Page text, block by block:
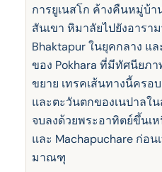
การยูเนสโก ค้างคืนหมู่บ้า
สันเขา หิมาลัยไปยังอารา
Bhaktapur ในยุคกลาง แ
ของ Pokhara ที่มีทัศนียภ
ขยาย เทรคเส้นทางนี้ครอ
และตะวันตกของเนปาลใ
จบลงด้วยพระอาทิตย์ขึ้นเ
และ Machapuchare ก่อน
มาณฑุ